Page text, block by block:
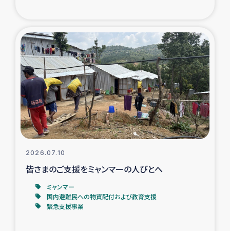
2026.07.10
皆さまのご支援をミャンマーの人びとへ
ミャンマー
国内避難民への物資配付および教育支援
緊急支援事業